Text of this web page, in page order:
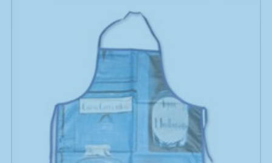
beteende när du
surfar ökar du
chansen att få se
personligt
anpassat innehåll
som kan intressera
dig.